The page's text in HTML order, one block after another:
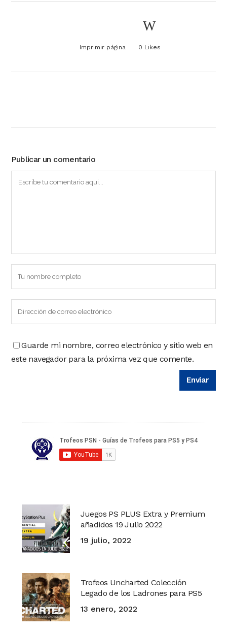
Imprimir página 0 Likes
Publicar un comentario
Guarde mi nombre, correo electrónico y sitio web en
este navegador para la próxima vez que comente.
Juegos PS PLUS Extra y Premium
añadidos 19 Julio 2022
19 julio, 2022
Trofeos Uncharted Colección
Legado de los Ladrones para PS5
13 enero, 2022